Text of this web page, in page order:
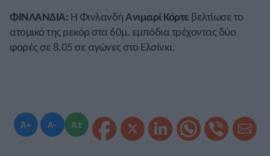
A+ A- A±
ΦΙΝΛΑΝΔΙΑ: Η ΦινλανδήΑνιμαρί Κόρτε βελτίωσε το
ατομικό της ρεκόρ στα 60μ. εμπόδια τρέχοντας δύο
φορές σε 8.05 σε αγώνες στο Ελσίνκι.